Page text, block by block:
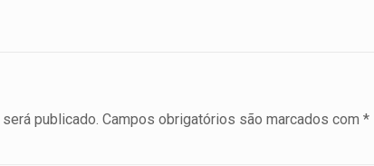
publicado. Campos obrigatórios são marcados com *